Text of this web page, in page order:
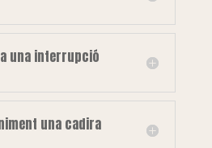
una interrupció
una cadira